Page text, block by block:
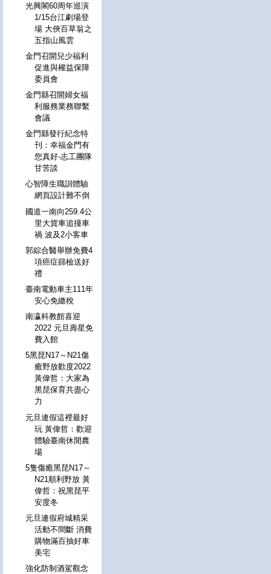
光興閣60周年巡演
1/15台江劇場登
場 大俠百草翁之
五指山風雲
金門召開兒少福利
促進與權益保障
委員會
金門縣召開婦女福
利服務業務聯繫
會議
金門縣發行紀念特
刊：幸福金門有
您真好-志工團隊
甘苦談
心智障生職訓體驗
網頁設計難不倒
國道一南向259.4公
里大貨車追撞車
禍 波及2小客車
郭綜合醫舉辦免費4
項癌症篩檢送好
禮
臺南電動車主111年
安心免繳稅
南瀛科教館喜迎
2022 元旦壽星免
費入館
5黑琵N17～N21傷
癒野放歡度2022
黃偉哲：大家為
黑琵保育共盡心
力
元旦連假這裡最好
玩 黃偉哲：歡迎
體驗臺南休閒農
場
5隻傷癒黑琵N17～
N21順利野放 黃
偉哲：祝黑琵平
安度冬
元旦連假府城精采
活動不間斷 消費
購物滿百抽好車
美宅
強化防制酒駕觀念